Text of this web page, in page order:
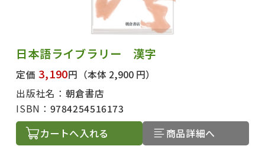
日本語ライブラリー 漢字
定価 3,190円 （本体 2,900 円）
出版社名： 朝倉書店
ISBN： 9784254516173
カートへ入れる 商品詳細へ